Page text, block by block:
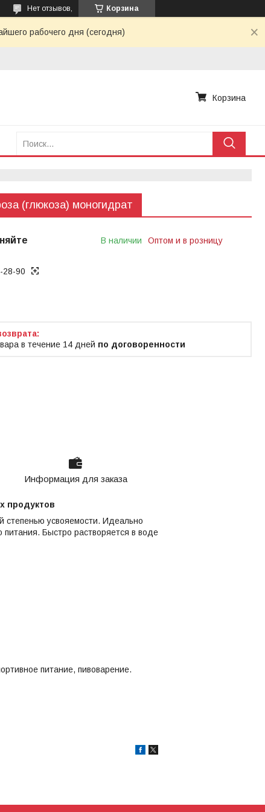
Корзина
Нет отзывов,
рабочего дня (сегодня)
Корзина
(глюкоза) моногидрат
В наличии Оптом и в розницу
28-90
в течение 14 дней по договоренности
Информация для заказа
продуктов
степенью усвояемости. Идеально
питания. Быстро растворяется в воде
питание, пивоварение.